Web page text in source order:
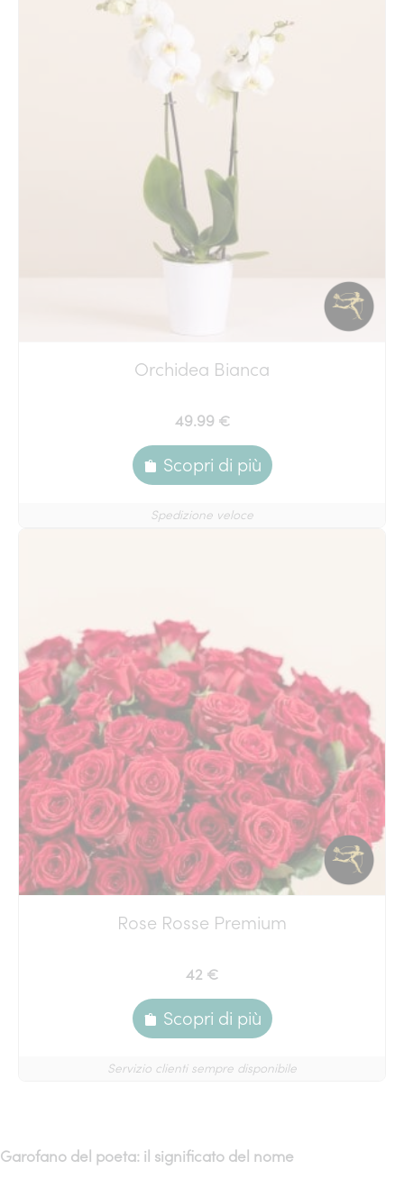
Orchidea Bianca
49.99 €
Scopri di più
Spedizione veloce
Rose Rosse Premium
42 €
Scopri di più
Servizio clienti sempre disponibile
Garofano del poeta: il significato del nome